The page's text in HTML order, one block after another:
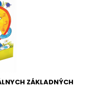
ZÁKLADNÝCH